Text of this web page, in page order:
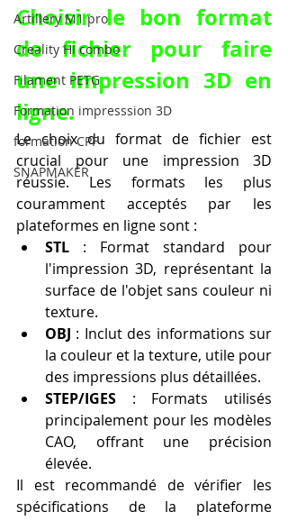
Artillery M1 pro
Creality HI combo
Filament PETG
Formation impresssion 3D
formation CPF
SNAPMAKER
Choisir le bon format
de fichier pour faire
une impression 3D en
ligne.
Le choix du format de fichier est
crucial pour une impression 3D
réussie. Les formats les plus
couramment acceptés par les
plateformes en ligne sont :
STL : Format standard pour
l'impression 3D, représentant la
surface de l'objet sans couleur ni
texture.
OBJ : Inclut des informations sur
la couleur et la texture, utile pour
des impressions plus détaillées.
STEP/IGES : Formats utilisés
principalement pour les modèles
CAO, offrant une précision
élevée.
Il est recommandé de vérifier les
spécifications de la plateforme